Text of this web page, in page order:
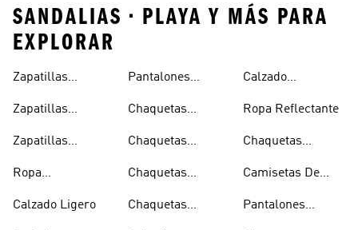
SANDALIAS • PLAYA Y MÁS PARA
EXPLORAR
Zapatillas
Mujer
Zapatillas
Hombre
Zapatillas
Niños
Ropa
Calzado Ligero
Capucha
Pantalones
Ligeros
Chaquetas
Chaquetas
Chaquetas
Hombre
Chaquetas
Calzado
Ropa Reflectante
Chaquetas
Camisetas De
Pantalones